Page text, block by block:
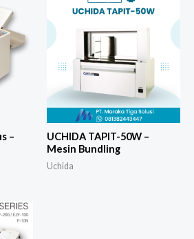
–
UCHIDA TAPIT-50W –
Mesin Bundling
Uchida